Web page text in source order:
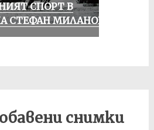
СПОРТ В
СТЕФАН МИЛАНОВ
снимки